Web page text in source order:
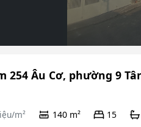
Âu Cơ, phường 9
m² 140 m² 15